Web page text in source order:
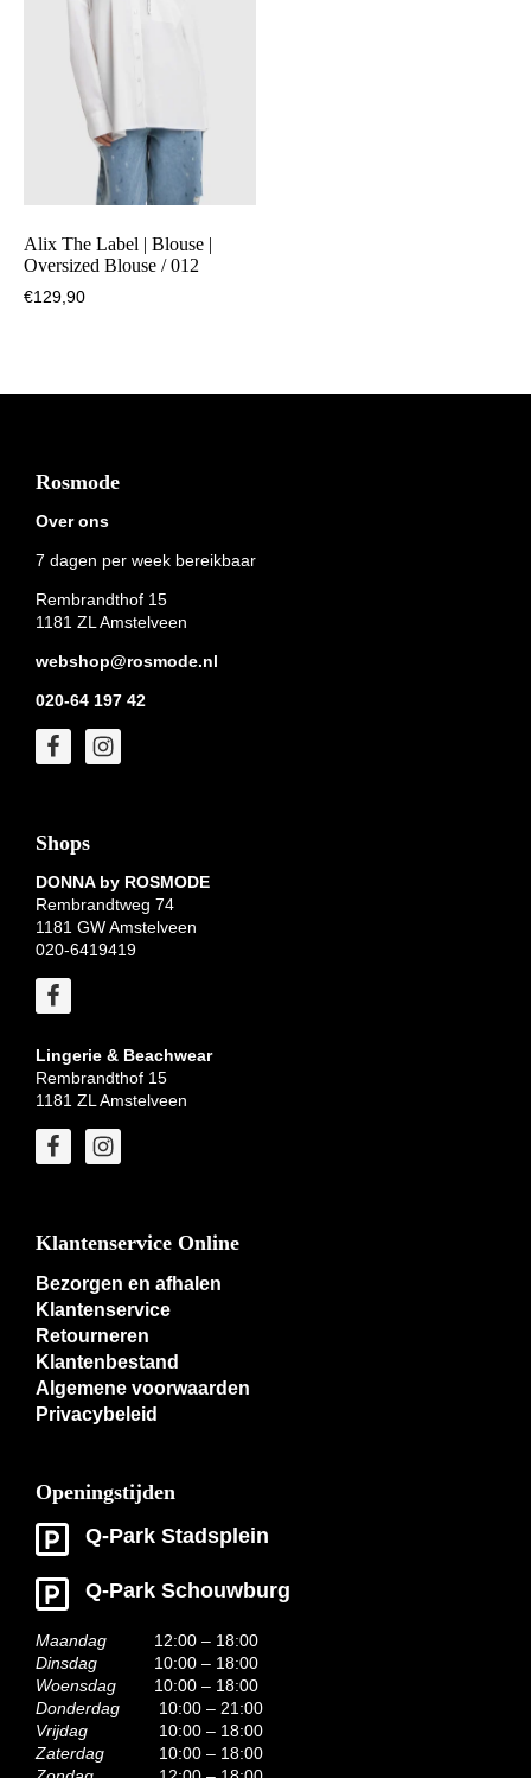
Alix The Label | Blouse |
Oversized Blouse / 012
€129,90
Footer
Rosmode
Over ons
7 dagen per week bereikbaar
Rembrandthof 15
1181 ZL Amstelveen
webshop@rosmode.nl
020-64 197 42
Shops
DONNA by ROSMODE
Rembrandtweg 74
1181 GW Amstelveen
020-6419419
Lingerie & Beachwear
Rembrandthof 15
1181 ZL Amstelveen
Klantenservice Online
Bezorgen en afhalen
Klantenservice
Retourneren
Klantenbestand
Algemene voorwaarden
Privacybeleid
Openingstijden
Q-Park Stadsplein
Q-Park Schouwburg
Maandag
12:00 – 18:00
Dinsdag
10:00 – 18:00
Woensdag
10:00 – 18:00
Donderdag
10:00 – 21:00
Vrijdag
10:00 – 18:00
Zaterdag
10:00 – 18:00